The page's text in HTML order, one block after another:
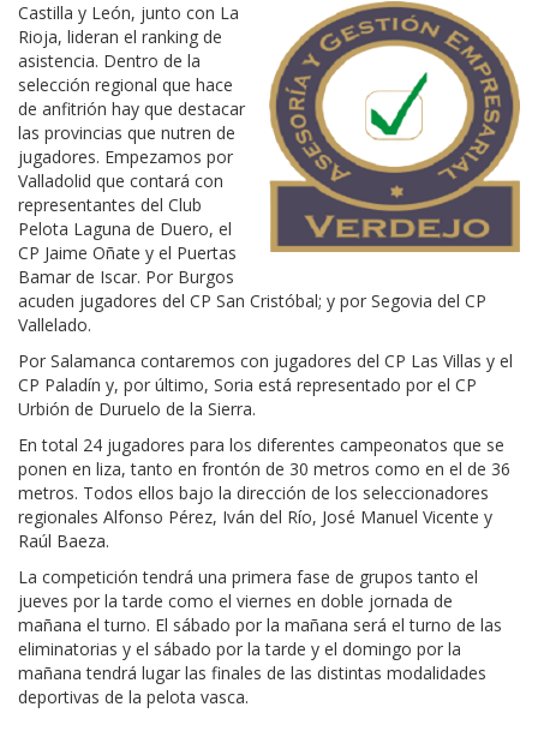
Castilla y León, junto con La
Rioja, lideran el ranking de
asistencia. Dentro de la
selección regional que hace
de anfitrión hay que destacar
las provincias que nutren de
jugadores. Empezamos por
Valladolid que contará con
representantes del Club
Pelota Laguna de Duero, el
CP Jaime Oñate y el Puertas
Bamar de Iscar. Por Burgos
acuden jugadores del CP San Cristóbal; y por Segovia del CP
Vallelado.
Por Salamanca contaremos con jugadores del CP Las Villas y el
CP Paladín y, por último, Soria está representado por el CP
Urbión de Duruelo de la Sierra.
En total 24 jugadores para los diferentes campeonatos que se
ponen en liza, tanto en frontón de 30 metros como en el de 36
metros. Todos ellos bajo la dirección de los seleccionadores
regionales Alfonso Pérez, Iván del Río, José Manuel Vicente y
Raúl Baeza.
La competición tendrá una primera fase de grupos tanto el
jueves por la tarde como el viernes en doble jornada de
mañana el turno. El sábado por la mañana será el turno de las
eliminatorias y el sábado por la tarde y el domingo por la
mañana tendrá lugar las finales de las distintas modalidades
deportivas de la pelota vasca.